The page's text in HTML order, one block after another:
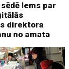
lems par
direktora
no amata